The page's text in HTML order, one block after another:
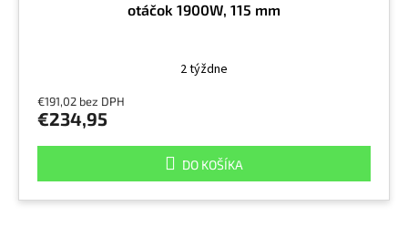
otáčok 1900W, 115 mm
2 týždne
€191,02 bez DPH
€234,95
DO KOŠÍKA